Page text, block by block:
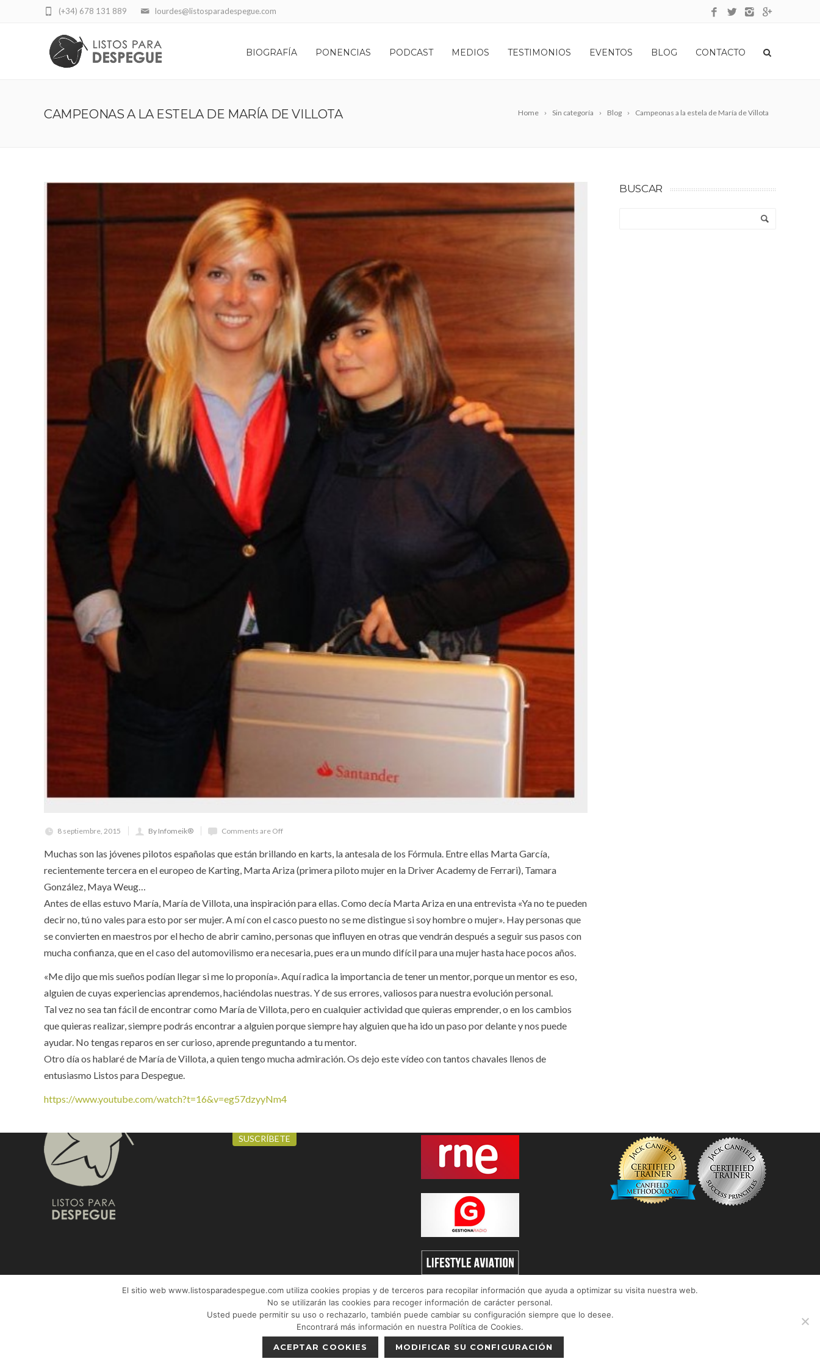
lourdes@listosparadespegue.com
(+34) 678 131 889
BIOGRAFÍA PONENCIAS PODCAST MEDIOS TESTIMONIOS EVENTOS BLOG CONTACTO
Home Sin categoría Blog Campeonas a la estela de María de Villota
CAMPEONAS A LA ESTELA DE MARÍA DE VILLOTA
8 septiembre, 2015 By Infomeik® Comments are Off
Muchas son las jóvenes pilotos españolas que están brillando en karts, la antesala de los Fórmula. Entre ellas Marta García,
recientemente tercera en el europeo de Karting, Marta Ariza (primera piloto mujer en la Driver Academy de Ferrari), Tamara
González, Maya Weug…
Antes de ellas estuvo María, María de Villota, una inspiración para ellas. Como decía Marta Ariza en una entrevista «Ya no te pueden
decir no, tú no vales para esto por ser mujer. A mí con el casco puesto no se me distingue si soy hombre o mujer». Hay personas que
se convierten en maestros por el hecho de abrir camino, personas que influyen en otras que vendrán después a seguir sus pasos con
mucha confianza, que en el caso del automovilismo era necesaria, pues era un mundo difícil para una mujer hasta hace pocos años.
«Me dijo que mis sueños podían llegar si me lo proponía». Aquí radica la importancia de tener un mentor, porque un mentor es eso,
alguien de cuyas experiencias aprendemos, haciéndolas nuestras. Y de sus errores, valiosos para nuestra evolución personal.
Tal vez no sea tan fácil de encontrar como María de Villota, pero en cualquier actividad que quieras emprender, o en los cambios
que quieras realizar, siempre podrás encontrar a alguien porque siempre hay alguien que ha ido un paso por delante y nos puede
ayudar. No tengas reparos en ser curioso, aprende preguntando a tu mentor.
Otro día os hablaré de María de Villota, a quien tengo mucha admiración. Os dejo este vídeo con tantos chavales llenos de
entusiasmo Listos para Despegue.
https://www.youtube.com/watch?t=16&v=eg57dzyyNm4
BUSCAR
SUSCRÍBETE
Política de privacidad-Política de cookies | Web desarrollada porInfomeik
El sitio web www.listosparadespegue.com utiliza cookies propias y de terceros para recopilar información que ayuda a optimizar su visita nuestra web.
No se utilizarán las cookies para recoger información de carácter personal.
Usted puede permitir su uso o rechazarlo, también puede cambiar su configuración siempre que lo desee.
Encontrará más información en nuestra Política de Cookies.
ACEPTAR COOKIES MODIFICAR SU CONFIGURACIÓN